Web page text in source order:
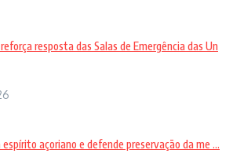
resposta das Salas de Emergência das Un
açoriano e defende preservação da me ...